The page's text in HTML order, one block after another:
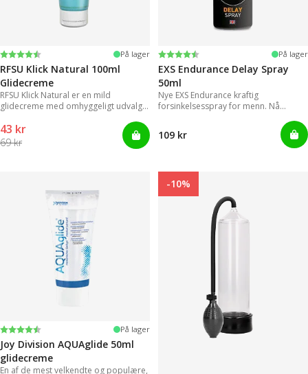
Vurdering:
4.4 ud af 5 stjerner På lager
RFSU Klick Natural 100ml
Glidecreme
RFSU Klick Natural er en mild
glidecreme med omhyggeligt udvalgte
langvarige glidende bevægelser.
43 kr
69 kr
Vurdering:
4.2 ud af 5 stjerner På lager
EXS Endurance Delay Spray
50ml
Nye EXS Endurance kraftig
forsinkelsesspray for menn. Nå
109 kr
Vurdering:
4.2 ud af 5 stjerner På lager
Joy Division AQUAglide 50ml
glidecreme
En af de mest velkendte og populære,
-10%